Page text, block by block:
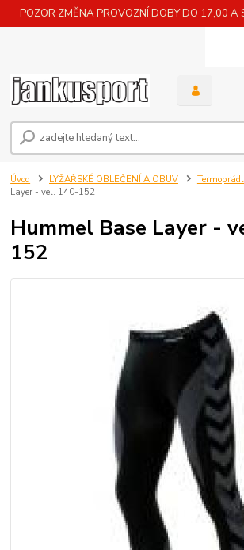
POZOR ZMĚNA PROVOZNÍ DOBY DO 17,00 A
Úvod LYŽAŘSKÉ OBLEČENÍ A OBUV
Layer - vel. 140-152
Hummel Base Layer -
152